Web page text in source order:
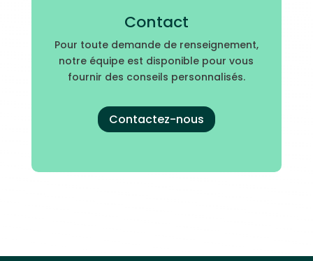
Contact
Pour toute demande de renseignement,
notre équipe est disponible pour vous
fournir des conseils personnalisés.
Contactez-nous